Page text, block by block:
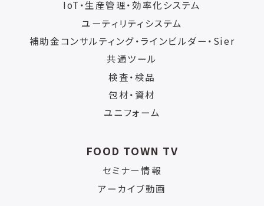
IoT・生産管理・効率化システム
ユーティリティシステム
補助金コンサルティング・ラインビルダー・Sier
共通ツール
検査・検品
包材・資材
ユニフォーム
FOOD TOWN TV
セミナー情報
アーカイブ動画